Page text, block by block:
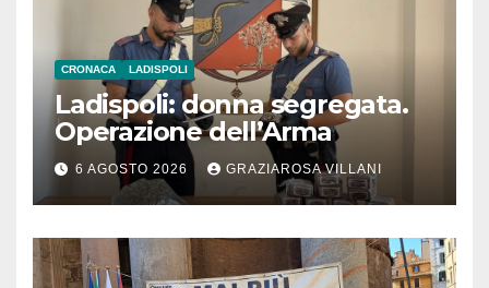
CRONACA LADISPOLI
Ladispoli: donna segregata.
Operazione dell’Arma
6 AGOSTO 2026 GRAZIAROSA VILLANI